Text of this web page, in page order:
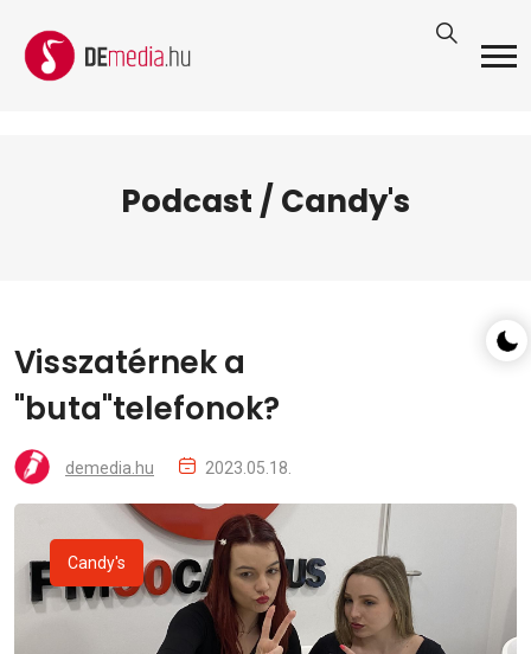
Podcast / Candy's
Visszatérnek a
"buta"telefonok?
demedia.hu 2023.05.18.
Candy's